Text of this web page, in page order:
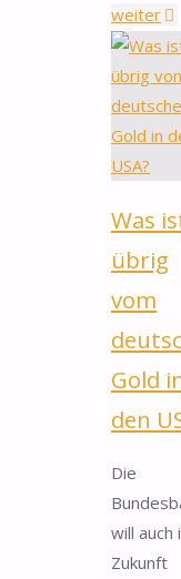
weiter
Was
übrig
vom
Gold
den
Die
will auch
Zukunft